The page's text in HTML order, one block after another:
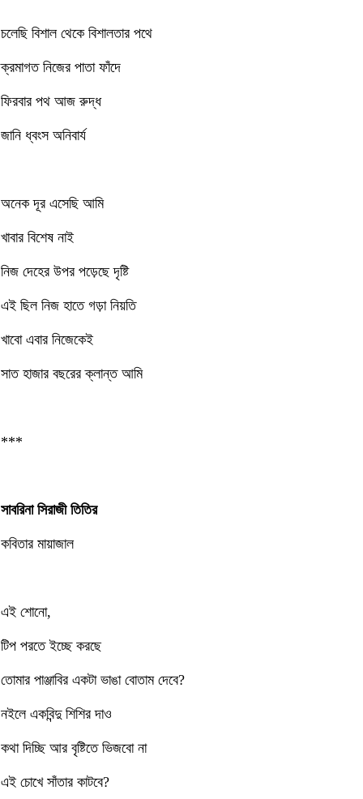
চলেছি বিশাল থেকে বিশালতার পথে
ক্রমাগত নিজের পাতা ফাঁদে
ফিরবার পথ আজ রুদ্ধ
জানি ধ্বংস অনিবার্য
অনেক দূর এসেছি আমি
খাবার বিশেষ নাই
নিজ দেহের উপর পড়েছে দৃষ্টি
এই ছিল নিজ হাতে গড়া নিয়তি
খাবো এবার নিজেকেই
সাত হাজার বছরের ক্লান্ত আমি
***
সাবরিনা সিরাজী তিতির
কবিতার মায়াজাল
এই শোনো,
টিপ পরতে ইচ্ছে করছে
তোমার পাঞ্জাবির একটা ভাঙা বোতাম দেবে?
নইলে একবিন্দু শিশির দাও
কথা দিচ্ছি আর বৃষ্টিতে ভিজবো না
এই চোখে সাঁতার কাটবে?